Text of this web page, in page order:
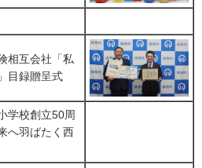
相互会社「私
目録贈呈式
学校創立50周
へ羽ばたく西